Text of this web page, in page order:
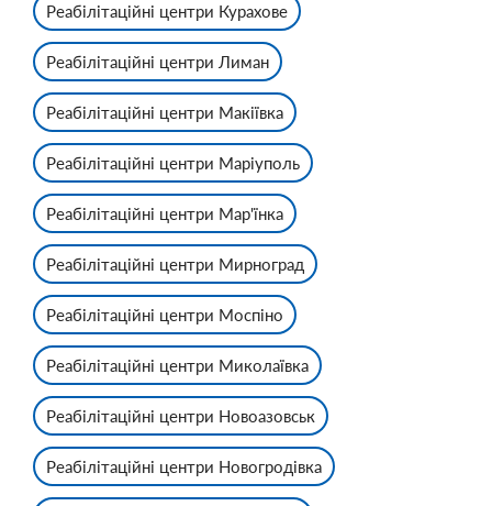
Реабілітаційні центри Курахове
Реабілітаційні центри Лиман
Реабілітаційні центри Макіївка
Реабілітаційні центри Маріуполь
Реабілітаційні центри Мар'їнка
Реабілітаційні центри Мирноград
Реабілітаційні центри Моспіно
Реабілітаційні центри Миколаївка
Реабілітаційні центри Новоазовськ
Реабілітаційні центри Новогродівка